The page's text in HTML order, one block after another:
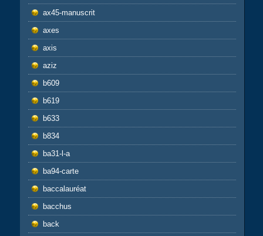
ax45-manuscrit
axes
axis
aziz
b609
b619
b633
b834
ba31-l-a
ba94-carte
baccalauréat
bacchus
back